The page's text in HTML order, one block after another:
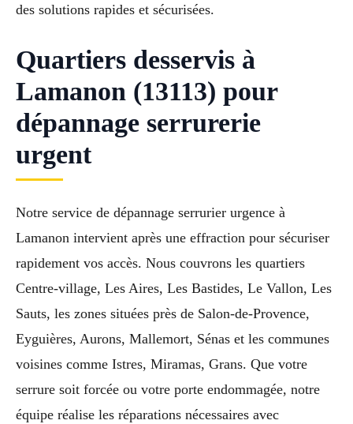
des solutions rapides et sécurisées.
Quartiers desservis à
Lamanon (13113) pour
dépannage serrurerie
urgent
Notre service de dépannage serrurier urgence à
Lamanon intervient après une effraction pour sécuriser
rapidement vos accès. Nous couvrons les quartiers
Centre-village, Les Aires, Les Bastides, Le Vallon, Les
Sauts, les zones situées près de Salon-de-Provence,
Eyguières, Aurons, Mallemort, Sénas et les communes
voisines comme Istres, Miramas, Grans. Que votre
serrure soit forcée ou votre porte endommagée, notre
équipe réalise les réparations nécessaires avec